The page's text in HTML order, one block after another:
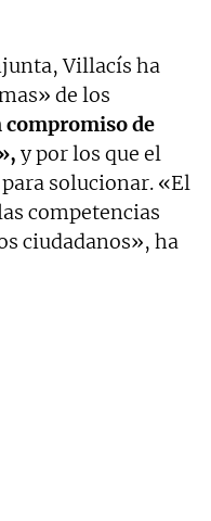
Villacís ha
de los
compromiso de
y por los que el
solucionar. «El
competencias
ciudadanos», ha